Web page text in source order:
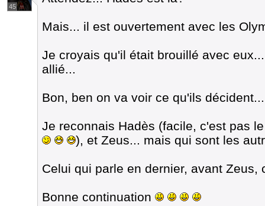
45
Mais... il est ouvertement avec les
Je croyais qu'il était brouillé avec
allié...
Bon, ben on va voir ce qu'ils
Je reconnais Hadès (facile, c'est pas
), et Zeus... mais qui sont les
Celui qui parle en dernier, avant Zeus,
Bonne continuation